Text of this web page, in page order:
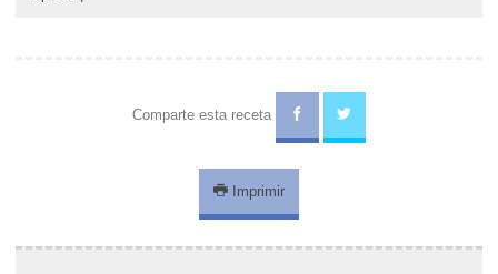
Comparte esta receta
Imprimir